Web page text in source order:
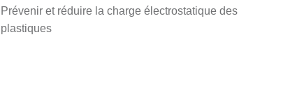
Prévenir et réduire la charge électrostatique des
plastiques